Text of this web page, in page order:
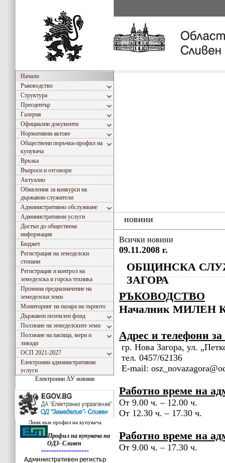
Начало
Ръководство
Структура
Пресцентър
Галерия
Официални документи
Нормативни актове
Обществени поръчки-профил на
купувача
Връзка
Въпроси и отговори
Актуално
Обявления за конкурси на
държавни служители
Административно обслужване
Административни услуги
Достъп до обществена
информация
Бюджет
Регистрация на земеделски
стопани
Регистрация и контрол на
земеделска и горска техника
Промяна предназначение на
земеделски земи
Мониторинг на пазара на зърното
Държавен поземлен фонд
Ползване на земеделските земи
Ползване на пасища, мери и
ливади
ОСП 2021-2027
Електронни административни
услуги
Електронни АУ новини
Линк към профил на купувача
Профил на купувача на
ОДЗ- Сливен
-------------------
Административен регистър
новини
Всички новини
09.11.2008 г.
ОБЩИНСКА
ЗАГОРА
РЪКОВОДСТВО
Началник МИЛЕН
Адрес и телефони
гр. Нова Загора, ул.
тел. 0457/62136
E-mail:
Работно време на
От 9.00 ч. – 12.00 ч.
От 12.30 ч. – 17.30 ч.
Работно време на
От 9.00 ч. – 17.30 ч.